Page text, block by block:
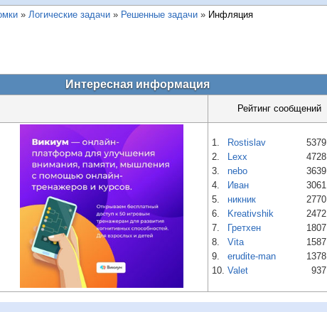
» Логические задачи » Решенные задачи » Инфляция
Интересная информация
Рейтинг сообщений
1. Rostislav
5379
2.
Lexx
4728
3.
nebo
3639
4.
Иван
3061
5.
никник
2770
6.
Kreativshik
2472
7.
Гретхен
1807
8.
Vita
1587
9.
erudite-man
1378
10. Valet 937